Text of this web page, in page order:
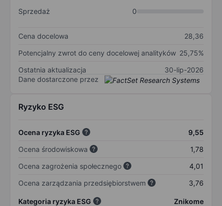
Sprzedaż
0
Cena docelowa
28,36
Potencjalny zwrot do ceny docelowej analityków 25,75%
Ostatnia aktualizacja
30-lip-2026
Dane dostarczone przez
Ryzyko ESG
Ocena ryzyka ESG
9,55
Ocena środowiskowa
1,78
Ocena zagrożenia społecznego
4,01
Ocena zarządzania przedsiębiorstwem
3,76
Kategoria ryzyka ESG Znikome